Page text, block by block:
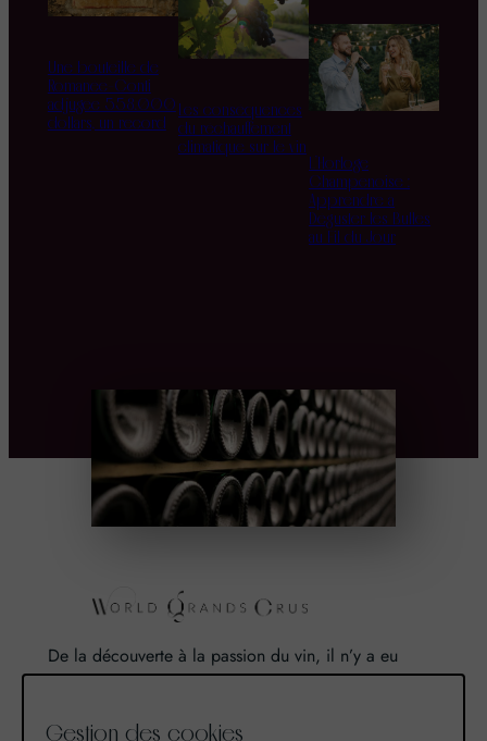
Une bouteille de
Romanée-Conti
adjugée 558.000
dollars, un record
Les conséquences
du réchauffement
climatique sur le vin
L’Horloge
Champenoise :
Apprendre à
Déguster les Bulles
au Fil du Jour
De la découverte à la passion du vin, il n’y a eu
qu’un pas. Un pas que nous avons franchi en faisant
là est né World Grands Crus avec pour mission de
Gestion des cookies